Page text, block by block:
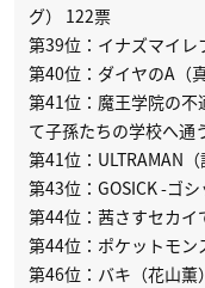
グ） 122票
第39位：イナズマイレ
第40位：ダイヤのA（
第41位：魔王学院の不
て子孫たちの学校へ通
第41位：ULTRAMAN
第43位：GOSICK -ゴ
第44位：茜さすセカ
第44位：ポケットモン
第46位：バキ（花山薫